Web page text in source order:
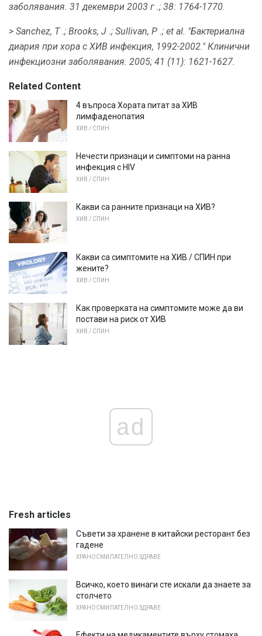
заболявания. 31 декември 2003 г .; 38: 1764-1770.
> Sanchez, T .; Brooks, J .; Sullivan, P .; et al. "Бактериална
диария при хора с ХИВ инфекция, 1992-2002." Клинични
инфекциозни заболявания. 2005; 41 (11): 1621-1627.
Related Content
4 въпроса Хората питат за ХИВ
лимфаденопатия
ХИВ / СПИН
Нечести признаци и симптоми на ранна
инфекция с HIV
ХИВ / СПИН
Какви са ранните признаци на ХИВ?
ХИВ / СПИН
Какви са симптомите на ХИВ / СПИН при
жените?
ХИВ / СПИН
Как проверката на симптомите може да ви
постави на риск от ХИВ
ХИВ / СПИН
ad
Fresh articles
Съвети за хранене в китайски ресторант без
гадене
ХРАНОСМИЛАТЕЛНО ЗДРАВЕ
Всичко, което винаги сте искали да знаете за
столчето
ХРАНОСМИЛАТЕЛНО ЗДРАВЕ